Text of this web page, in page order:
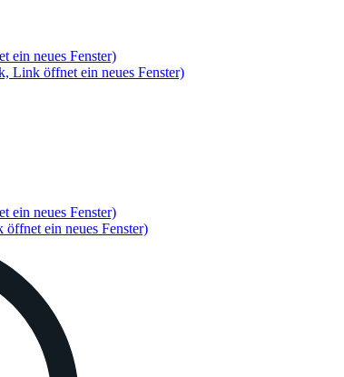
ein neues Fenster)
Link öffnet ein neues Fenster)
ein neues Fenster)
ein neues Fenster)